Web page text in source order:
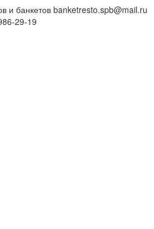
и банкетов banketresto.spb@mail.ru
29-19